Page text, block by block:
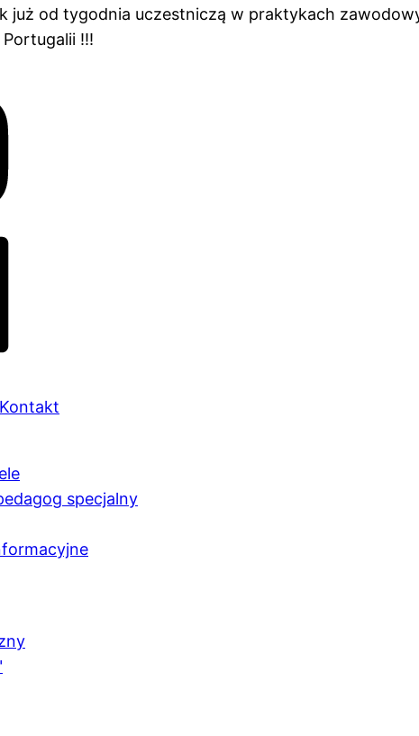
już od tygodnia uczestniczą w praktykach
!!!
Kontakt
specjalny